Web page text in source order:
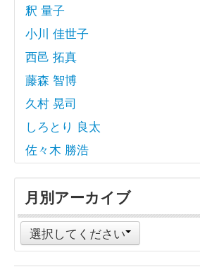
釈 量子
小川 佳世子
西邑 拓真
藤森 智博
久村 晃司
しろとり 良太
佐々木 勝浩
月別アーカイブ
選択してください